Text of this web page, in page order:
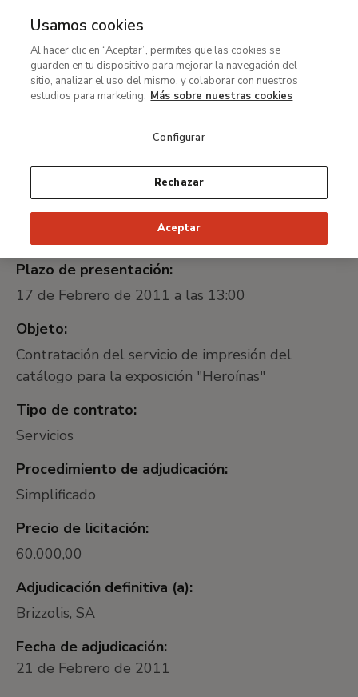
MENÚ
contenido
principal
Contratación del servicio
de impresión del
catálogo para la exposición
<em>Heroínas</em>
Fecha de publicación:
16 de Febrero de 2011
Plazo de presentación:
17 de Febrero de 2011 a las 13:00
Objeto:
Contratación del servicio de impresión del
catálogo para la exposición "Heroínas"
Tipo de contrato:
Servicios
Procedimiento de adjudicación:
Simplificado
Precio de licitación:
60.000,00
Adjudicación definitiva (a):
Brizzolis, SA
Fecha de adjudicación:
21 de Febrero de 2011
Usamos cookies
Al hacer clic en “Aceptar”, permites que las cookies se
guarden en tu dispositivo para mejorar la navegación del
sitio, analizar el uso del mismo, y colaborar con nuestros
estudios para marketing. Más sobre nuestras cookies
Configurar
Rechazar
Aceptar